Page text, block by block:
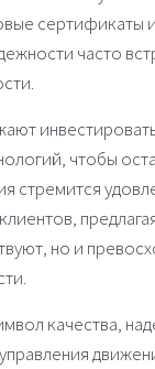
сертификаты
часто
чтобы
стремится
но и
качества,